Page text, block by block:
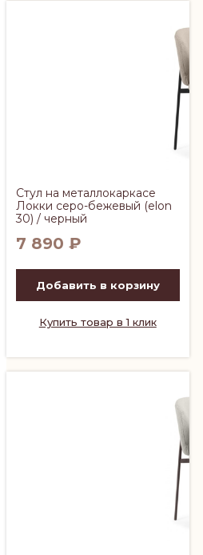
Стул на металлокаркасе
Локки серо-бежевый (elon
30) / черный
7 890 ₽
Добавить в корзину
Купить товар в 1 клик